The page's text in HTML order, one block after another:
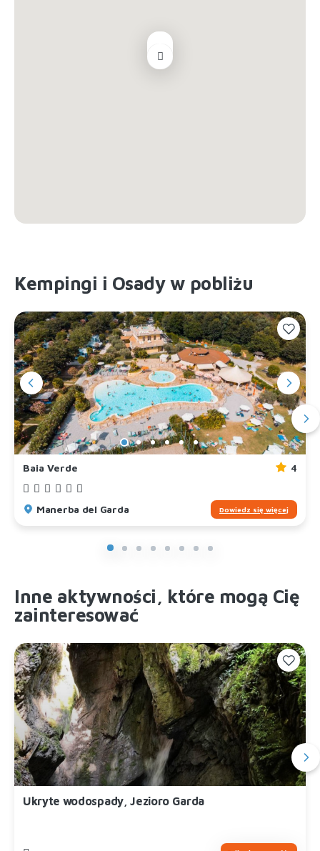
Kempingi i Osady w pobliżu
Baia Verde 4
Manerba del Garda Dowiedz się więcej
Inne aktywności, które mogą Cię
zainteresować
Ukryte wodospady, Jezioro Garda